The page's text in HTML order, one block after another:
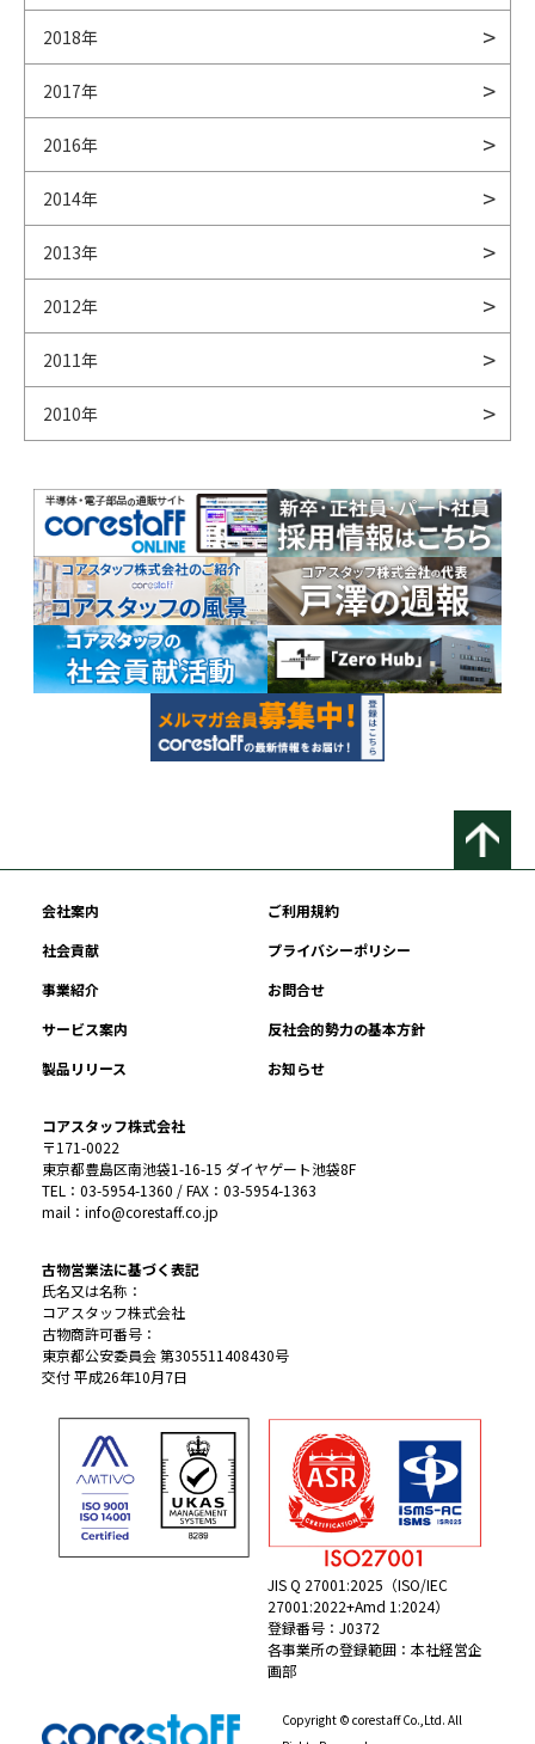
2018年
2017年
2016年
2014年
2013年
2012年
2011年
2010年
会社案内
ご利用規約
社会貢献
プライバシーポリシー
事業紹介
お問合せ
サービス案内
反社会的勢力の基本方針
製品リリース
お知らせ
コアスタッフ株式会社
〒171-0022
東京都豊島区南池袋1-16-15 ダイヤゲート池袋8F
TEL：03-5954-1360 / FAX：03-5954-1363
mail：info@corestaff.co.jp
古物営業法に基づく表記
氏名又は名称：
コアスタッフ株式会社
古物商許可番号：
東京都公安委員会 第305511408430号
交付 平成26年10月7日
JIS Q 27001:2025（ISO/IEC
27001:2022+Amd 1:2024）
登録番号：J0372
各事業所の登録範囲：本社経営企
画部
Copyright © corestaff Co.,Ltd. All